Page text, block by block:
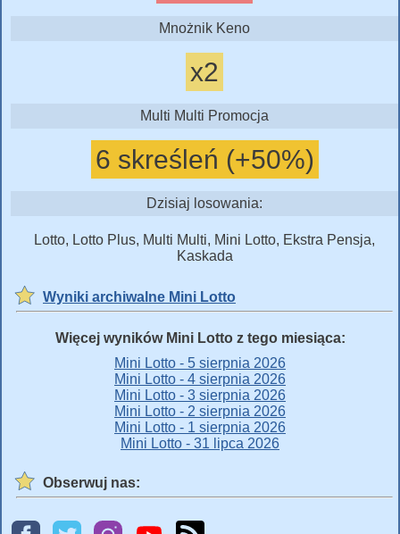
Mnożnik Keno
x2
Multi Multi Promocja
6 skreśleń (+50%)
Dzisiaj losowania:
Lotto, Lotto Plus, Multi Multi, Mini Lotto, Ekstra Pensja,
Kaskada
Wyniki archiwalne Mini Lotto
Więcej wyników Mini Lotto z tego miesiąca:
Mini Lotto - 5 sierpnia 2026
Mini Lotto - 4 sierpnia 2026
Mini Lotto - 3 sierpnia 2026
Mini Lotto - 2 sierpnia 2026
Mini Lotto - 1 sierpnia 2026
Mini Lotto - 31 lipca 2026
Obserwuj nas: